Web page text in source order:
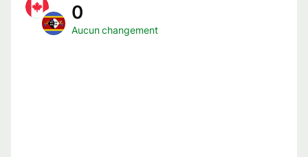
0
Aucun changement